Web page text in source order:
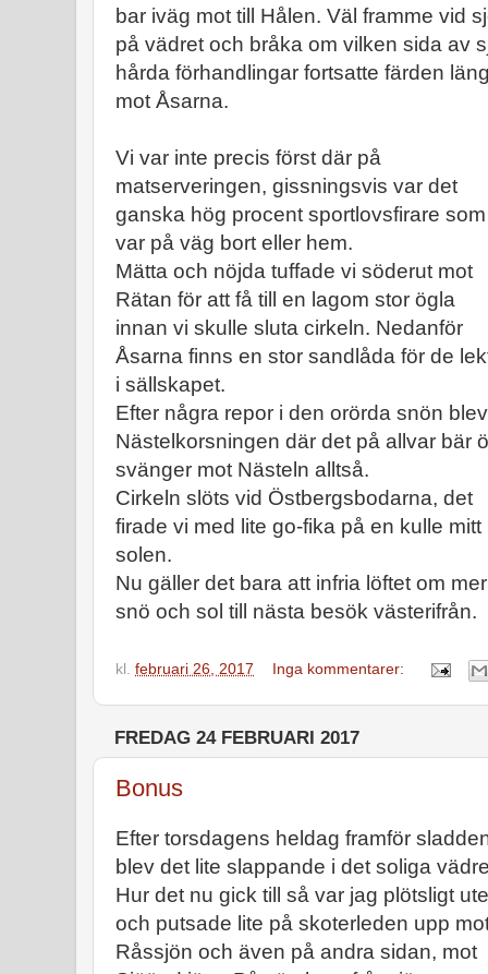
bar iväg mot till Hålen. Väl framme vid
på vädret och bråka om vilken sida av
hårda förhandlingar fortsatte färden
mot Åsarna.
Vi var inte precis först där på
matserveringen, gissningsvis var det
ganska hög procent sportlovsfirare som
var på väg bort eller hem.
Mätta och nöjda tuffade vi söderut mot
Rätan för att få till en lagom stor ögla
innan vi skulle sluta cirkeln. Nedanför
Åsarna finns en stor sandlåda för de
i sällskapet.
Efter några repor i den orörda snön
Nästelkorsningen där det på allvar bär
svänger mot Nästeln alltså.
Cirkeln slöts vid Östbergsbodarna, det
firade vi med lite go-fika på en kulle mitt
solen.
Nu gäller det bara att infria löftet om mer
snö och sol till nästa besök västerifrån.
kl. februari 26, 2017 Inga kommentarer:
FREDAG 24 FEBRUARI 2017
Bonus
Efter torsdagens heldag framför
blev det lite slappande i det soliga
Hur det nu gick till så var jag plötsligt ute
och putsade lite på skoterleden upp
Råssjön och även på andra sidan, mot